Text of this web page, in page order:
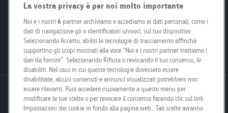
Smart City
Engagement
Poster Safari
Per proprietari fondiari
Le nostre filiali
Kit per i media
Posizioni aperte
Goldbach Neo OOH AG
Bösch 67
La vostra privacy è per noi molto importante
Noi e i nostri6 partner archiviamo e accediamo ai dati personali, come i
dati di navigazione gli o identificatori univoci, sul tuo dispositivo .
Selezionando Accetto, abiliti le tecnologie di tracciamento affinché
supportino gli scopi mostrati alla voce "Noi e i nostri partner trattiamo i
dati da fornire". Selezionando Rifiuta o revocando il tuo consenso, le
disabiliti. Nel caso in cui queste tecnologie dovessero essere
disabilitate, alcuni contenuti e annunci visualizzati potrebbero non
essere rilevanti. Puoi accedere nuovamente a questo menu per
modificare le tue scelte o per revocare il consenso facendo clic sul link
Impostazioni dei cookie in fondo alla pagina web.. Tali scelte avranno